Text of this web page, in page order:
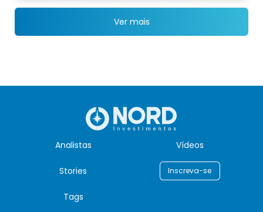
Ver mais
Analistas Vídeos
Stories Inscreva-se
Tags